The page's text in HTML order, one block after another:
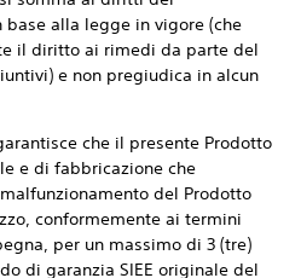
alla legge in vigore (che
il diritto ai rimedi da parte del
e non pregiudica in alcun
che il presente Prodotto
e di fabbricazione che
del Prodotto
conformemente ai termini
per un massimo di 3 (tre)
di garanzia SIEE originale del